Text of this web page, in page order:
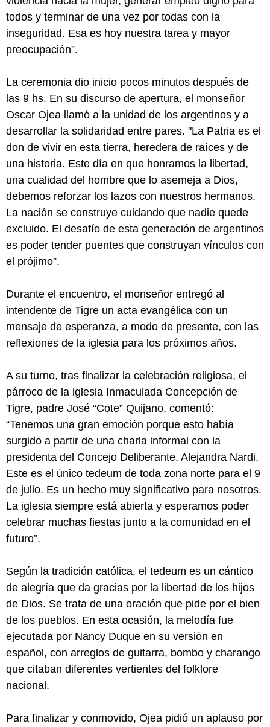
todos y terminar de una vez por todas con la
inseguridad. Esa es hoy nuestra tarea y mayor
preocupación”.
La ceremonia dio inicio pocos minutos después de
las 9 hs. En su discurso de apertura, el monseñor
Oscar Ojea llamó a la unidad de los argentinos y a
desarrollar la solidaridad entre pares. "La Patria es el
don de vivir en esta tierra, heredera de raíces y de
una historia. Este día en que honramos la libertad,
una cualidad del hombre que lo asemeja a Dios,
debemos reforzar los lazos con nuestros hermanos.
La nación se construye cuidando que nadie quede
excluido. El desafío de esta generación de argentinos
es poder tender puentes que construyan vínculos con
el prójimo”.
Durante el encuentro, el monseñor entregó al
intendente de Tigre un acta evangélica con un
mensaje de esperanza, a modo de presente, con las
reflexiones de la iglesia para los próximos años.
A su turno, tras finalizar la celebración religiosa, el
párroco de la iglesia Inmaculada Concepción de
Tigre, padre José “Cote” Quijano, comentó:
“Tenemos una gran emoción porque esto había
surgido a partir de una charla informal con la
presidenta del Concejo Deliberante, Alejandra Nardi.
Este es el único tedeum de toda zona norte para el 9
de julio. Es un hecho muy significativo para nosotros.
La iglesia siempre está abierta y esperamos poder
celebrar muchas fiestas junto a la comunidad en el
futuro”.
Según la tradición católica, el tedeum es un cántico
de alegría que da gracias por la libertad de los hijos
de Dios. Se trata de una oración que pide por el bien
de los pueblos. En esta ocasión, la melodía fue
ejecutada por Nancy Duque en su versión en
español, con arreglos de guitarra, bombo y charango
que citaban diferentes vertientes del folklore
nacional.
Para finalizar y conmovido, Ojea pidió un aplauso por